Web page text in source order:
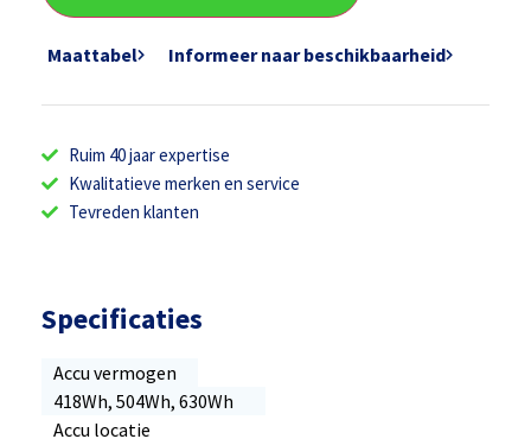
Maattabel Informeer naar beschikbaarheid
Ruim 40 jaar expertise
Kwalitatieve merken en service
Tevreden klanten
Specificaties
Accu vermogen
418Wh, 504Wh, 630Wh
Accu locatie